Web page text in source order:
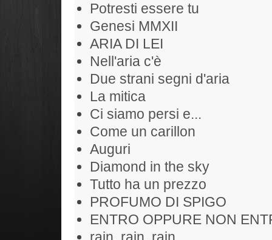
Potresti essere tu
Genesi MMXII
ARIA DI LEI
Nell'aria c'è
Due strani segni d'aria
La mitica
Ci siamo persi e...
Come un carillon
Auguri
Diamond in the sky
Tutto ha un prezzo
PROFUMO DI SPIGO
ENTRO OPPURE NON